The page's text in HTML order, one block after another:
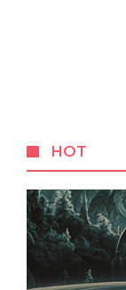
HOT